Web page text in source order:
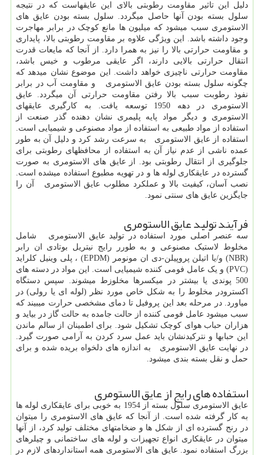
دلیل این تاثیر مقاومت رطوبتی بالای این عایقهاست که در نتیجه
سلول بسته بودن آنها حاصل میگردد. سلول بسته بودن عایق های
الاستومری سبب میشود که میلیون ها مانع کوچک در برابر مهاجرت
وجود داشته باشد. این ویژگی علاوه بر مقاومت رطوبتی بالا، پایداری
و مقاومت حرارتی بالا را نیز به همرا دارد. از آنجا که مایعات قدرت
انتقال حرارتی بالایی دارند، اگر عایقی مرطوب و خیس باشد،
مقاومت حرارتی ناچیزی خواهد داشت. این موضوع نشان میدهد که
چگونه سلول بسته بودن عایق الاستومری و مقاومت آب در برابر
نفوذ رطوبت سبب بالا رفتن مقاومت حرارتی آن میگردد. عایق
الاستومری در دهه 1950 توسعه یافت. به کارگیری عایقهای
الاستومری و دیگر مواد پایه پلیمری نشان دهنده گذر صنعت از
استفاده از مواد طبیعی به استفاده از مواد مصنوعی و شیمیایی است.
استفاده از عایق الاستومری به سرعت رشد کرد و دلیل آن به طور
عمده ناشی از عدم نیاز آن به استفاده از محافظهای رطوبتی برای
جلوگیری از انتقال رطوبتی بود. از عایق های الاستومری به صورت
گسترده در عایقکاری لوله ها و در تهویه مطبوع استفاده میشده است.
نصب آسان، کیفیت بالا و عملکرد مطلوب عایق الاستومری آن را
جایگزین عایق های سنتی نمود.
فرآیند تولید عایق الاستومری
سه عنصر اصلی مورد استفاده در تولید عایق الاستومری شامل
مخلوط لاستیک مصنوعی و به طورر رایج نیتریل بوتادی ان رابر
(
NBR) و/یا اتیلن پروپیلن-دی ان مونومر (EPDM) ، پلی وینیل کلراید
(
PVC) و یک عامل فومی کننده شیمیایی است. این مواد در دسته های
500 پوندی یا بیشتر در میکسرها مخلوزط میشوند. سپس دستگاه
اکسترودر مخلوط را به شکل خاص مورد نظر (لوله ای یا رولی) در
میاورد. در مرحله بعد این پروفیل تا دمای مشخصی حرارت میبیند که
سبب میشود عامل فومی کننده از حالت جامده به حالت گاز در بیاید و
هزاران حباب هوای کوچک تشکیل شود. برای اطمینان از سالم ماندن
این حبابها و نترکیدنشان باید عمل سرد کردن به آرامی صورت گیرد.
در نهایت عایق الاستومری به اندازه های دلخواه بریده شده و برای
حمل و نقل بسته بندی میشود.
استفاده های رایج از عایق الاستومری
عایق الاستومری سلول بسته از 1954 به خوبی برای عایقکاری لوله ها
به کار گرفته شده است. از آنجا که عایق های الاستومری را میتوان
در رنج گسترده ای از شکل ها و ضخامتهای مختلف تولید کرد، از آنها
میتوان در عایقکاری انواع تجهیزات و لوله های ساختمانی و چیلرهای
بزرگ استفاده نمود. عایق های الاستومری همه استانداردهای لازم در